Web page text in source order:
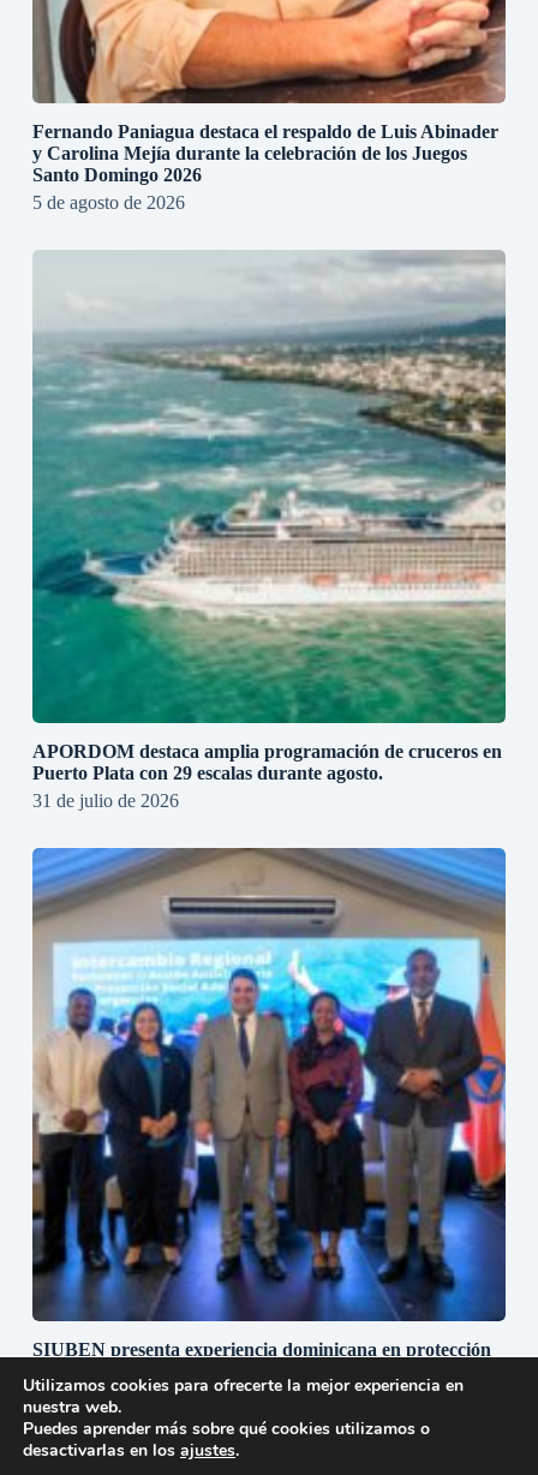
Fernando Paniagua destaca el respaldo de Luis Abinader
y Carolina Mejía durante la celebración de los Juegos
Santo Domingo 2026
5 de agosto de 2026
APORDOM destaca amplia programación de cruceros en
Puerto Plata con 29 escalas durante agosto.
31 de julio de 2026
SIUBEN presenta experiencia dominicana en protección
Guatemala
30 de julio de 2026
Utilizamos cookies para ofrecerte la mejor experiencia en
nuestra web.
Puedes aprender más sobre qué cookies utilizamos o
desactivarlas en los ajustes.